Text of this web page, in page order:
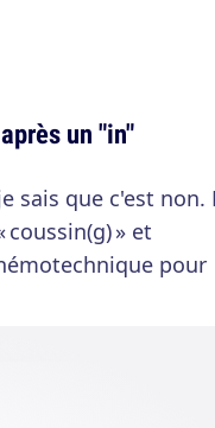
un "in"
sais que c'est non.
» et
pour